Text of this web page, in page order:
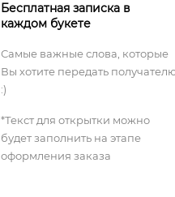
Бесплатная записка в
каждом букете
Самые важные слова, которые
Вы хотите передать
:)
*Текст для открытки можно
будет заполнить на этапе
оформления заказа